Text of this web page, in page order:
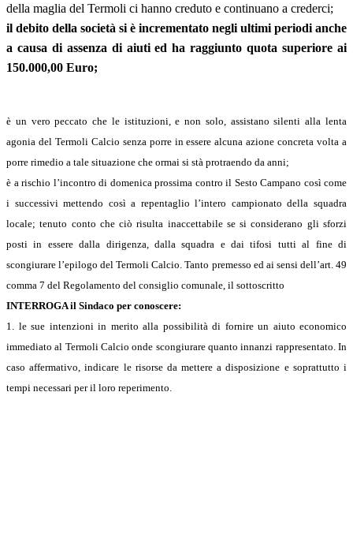
della maglia del Termoli ci hanno creduto e continuano a crederci;
il debito della società si è incrementato negli ultimi periodi anche
a causa di assenza di aiuti ed ha raggiunto quota superiore ai
150.000,00 Euro;
è un vero peccato che le istituzioni, e non solo, assistano silenti alla lenta
agonia del Termoli Calcio senza porre in essere alcuna azione concreta volta a
porre rimedio a tale situazione che ormai si stà protraendo da anni;
è a rischio l’incontro di domenica prossima contro il Sesto Campano così come
i successivi mettendo così a repentaglio l’intero campionato della squadra
locale; tenuto conto che ciò risulta inaccettabile se si considerano gli sforzi
posti in essere dalla dirigenza, dalla squadra e dai tifosi tutti al fine di
scongiurare l’epilogo del Termoli Calcio. Tanto premesso ed ai sensi dell’art. 49
comma 7 del Regolamento del consiglio comunale, il sottoscritto
INTERROGA il Sindaco per conoscere:
1. le sue intenzioni in merito alla possibilità di fornire un aiuto economico
immediato al Termoli Calcio onde scongiurare quanto innanzi rappresentato. In
caso affermativo, indicare le risorse da mettere a disposizione e soprattutto i
tempi necessari per il loro reperimento.